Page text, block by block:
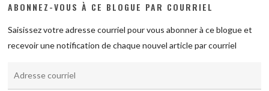
ABONNEZ-VOUS À CE BLOGUE PAR COURRIEL
Saisissez votre adresse courriel pour vous abonner à ce blogue et
recevoir une notification de chaque nouvel article par courriel